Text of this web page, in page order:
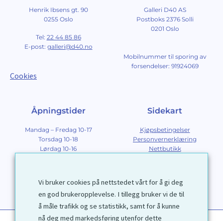
Henrik Ibsens gt. 90
0255 Oslo
Tel: 22 44 85 86
E-post: galleri@d40.no
Cookies
Galleri D40 AS
Postboks 2376 Solli
0201 Oslo
Mobilnummer til sporing av
forsendelser: 91924069
Åpningstider
Mandag – Fredag 10-17
Torsdag 10-18
Lørdag 10-16
Sidekart
Kjøpsbetingelser
Personvernerklæring
Nettbutikk
Kontakt
Vi bruker cookies på nettstedet vårt for å gi deg
en god brukeropplevelse. I tillegg bruker vi de til
å måle trafikk og se statistikk, samt for å kunne
nå deg med markedsføring utenfor dette